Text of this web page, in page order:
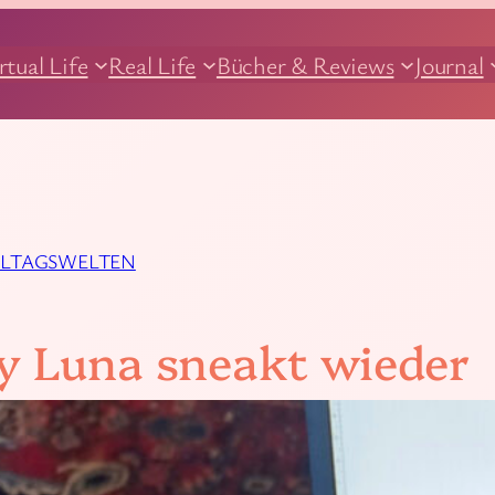
Life Real Life Bücher & Reviews Journal
Luna sneakt wieder
November 2015